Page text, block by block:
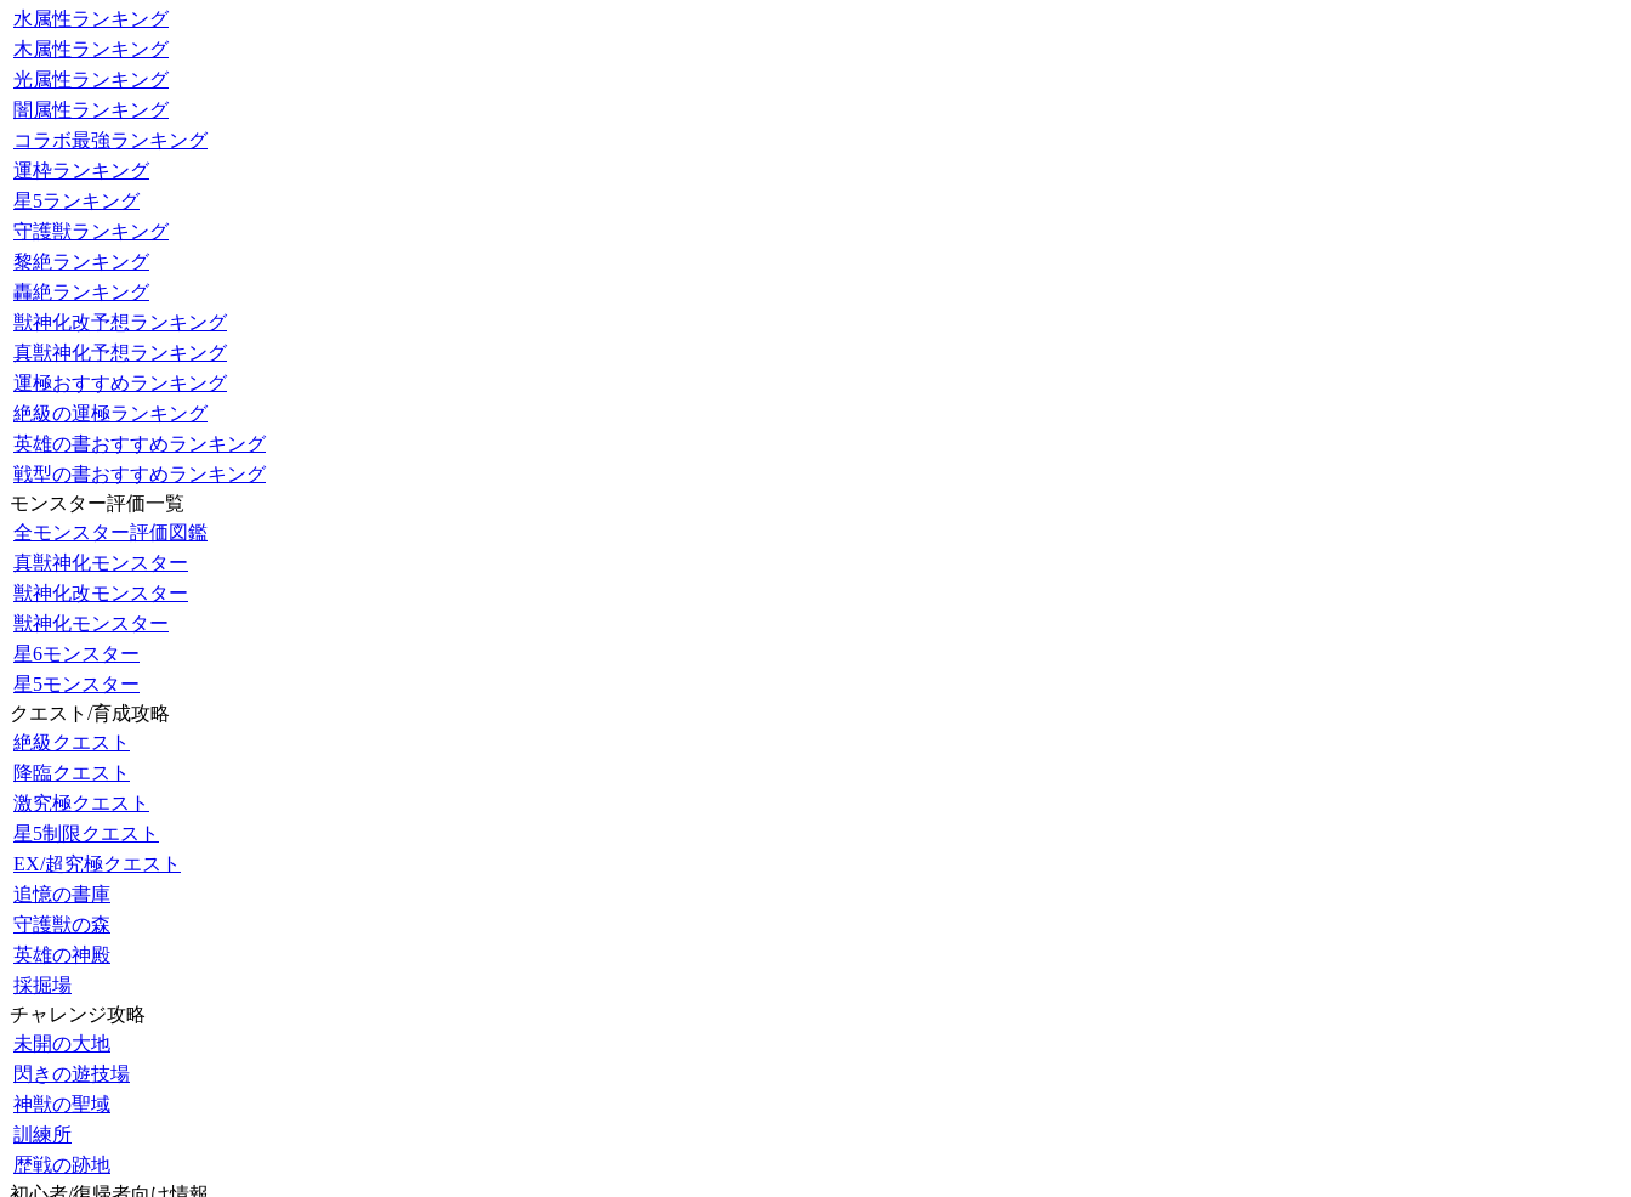
水属性ランキング
木属性ランキング
光属性ランキング
闇属性ランキング
コラボ最強ランキング
運枠ランキング
星5ランキング
守護獣ランキング
黎絶ランキング
轟絶ランキング
獣神化改予想ランキング
真獣神化予想ランキング
運極おすすめランキング
絶級の運極ランキング
英雄の書おすすめランキング
戦型の書おすすめランキング
モンスター評価一覧
全モンスター評価図鑑
真獣神化モンスター
獣神化改モンスター
獣神化モンスター
星6モンスター
星5モンスター
クエスト/育成攻略
絶級クエスト
降臨クエスト
激究極クエスト
星5制限クエスト
EX/超究極クエスト
追憶の書庫
守護獣の森
英雄の神殿
採掘場
チャレンジ攻略
未開の大地
閃きの遊技場
神獣の聖域
訓練所
歴戦の跡地